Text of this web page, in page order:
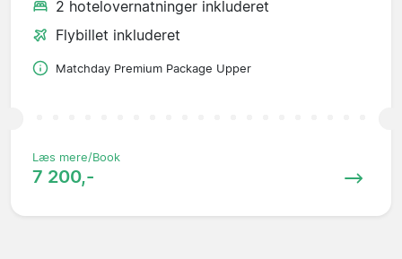
2 hotelovernatninger inkluderet
Flybillet inkluderet
Matchday Premium Package Upper
Læs mere/Book
7 200,-